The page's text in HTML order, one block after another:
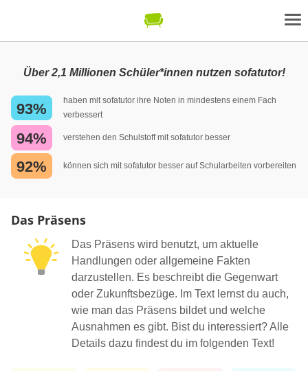
Über 2,1 Millionen Schüler*innen nutzen sofatutor!
93%
haben mit sofatutor ihre Noten in mindestens einem Fach
verbessert
94% verstehen den Schulstoff mit sofatutor besser
92% können sich mit sofatutor besser auf Schularbeiten vorbereiten
Das Präsens
Das Präsens wird benutzt, um aktuelle
Handlungen oder allgemeine Fakten
darzustellen. Es beschreibt die Gegenwart
oder Zukunftsbezüge. Im Text lernst du auch,
wie man das Präsens bildet und welche
Ausnahmen es gibt. Bist du interessiert? Alle
Details dazu findest du im folgenden Text!